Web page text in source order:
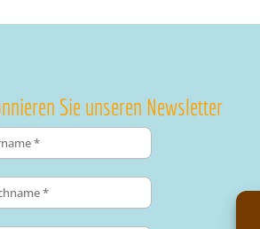
Sie unseren Newsletter